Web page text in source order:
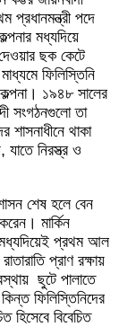
প্রধানমন্ত্রী পদে
মধ্যদিয়ে
ছক কেটে
ফিলিস্তিনি
১৯৪৮ সালের
সংগঠনগুলো তা
শাসনাধীনে থাকা
যাতে নিরস্ত্র ও
শেষ হলে বেন
মার্কিন
প্রথম আল
প্রাণ রক্ষায়
ছুটে পালাতে
ফিলিস্তিনিদের
হিসেবে বিবেচিত